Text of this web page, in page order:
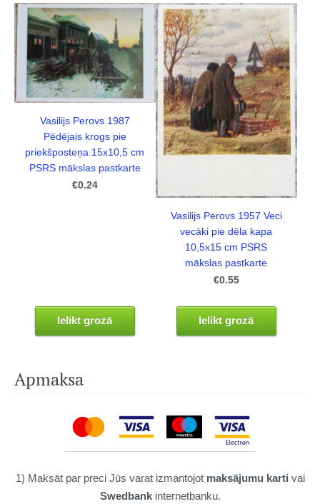
Apmaksa
1) Maksāt par preci Jūs varat izmantojot maksājumu karti vai
Swedbankinternetbanku.
Vasilijs Perovs 1987
Pēdējais krogs pie
priekšposteņa 15x10,5 cm
PSRS mākslas pastkarte
€0.24
Ielikt grozā
Vasilijs Perovs 1957 Veci
vecāki pie dēla kapa
10,5x15 cm PSRS
mākslas pastkarte
€0.55
Ielikt grozā